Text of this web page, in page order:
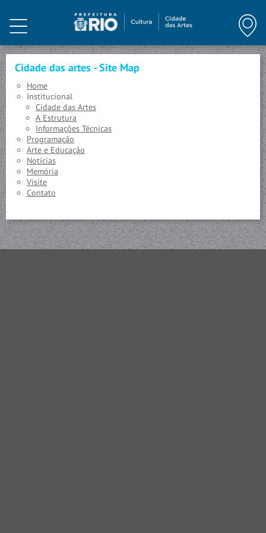
HOME
INSTITUCIONAL
ARTE E CONHECIMENTO
NOTÍCIAS
MEMÓRIA
VISITE
CONTATO
Cidade das artes - Site Map
Home
Institucional
Cidade das Artes
A Estrutura
Informações Técnicas
Programação
Arte e Educação
Notícias
Memória
Visite
Contato